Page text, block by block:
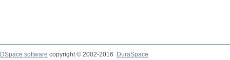
DSpace software copyright © 2002-2016
DuraSpace